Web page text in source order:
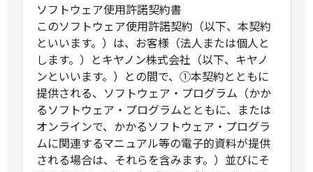
ソフトウェア使用許諾契約書
このソフトウェア使用許諾契約（以下、本契約
といいます。）は、お客様（法人または個人と
します。）とキヤノン株式会社（以下、キヤノ
ンといいます。）との間で、①本契約とともに
提供される、ソフトウェア・プログラム（かか
るソフトウェア・プログラムとともに、または
オンラインで、かかるソフトウェア・プログラ
ムに関連するマニュアル等の電子的資料が提供
される場合は、それらを含みます。）並びにそ